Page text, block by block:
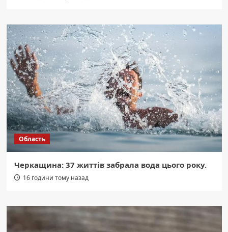
Область
Черкащина: 37 життів забрала вода цього року.
16 години тому назад